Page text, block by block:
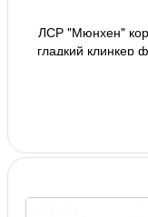
ЛСР "Мюнхен"
гладкий клинкер